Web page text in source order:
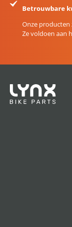
Betrouwbare
Onze producten
Ze voldoen aan